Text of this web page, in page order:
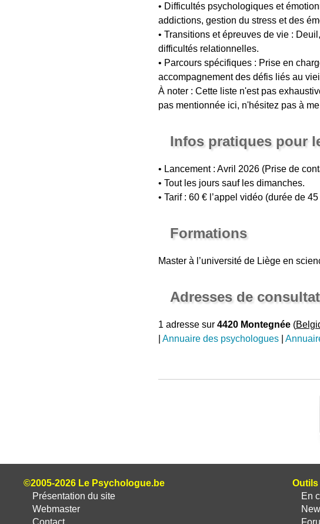
• Difficultés psychologiques et
addictions, gestion du stress et des
• Transitions et épreuves de vie :
difficultés relationnelles.
• Parcours spécifiques : Prise en
accompagnement des défis liés au
À noter : Cette liste n'est pas
pas mentionnée ici, n'hésitez pas à
Infos pratiques pour
• Lancement : Avril 2026 (Prise de
• Tout les jours sauf les dimanches.
• Tarif : 60 € l’appel vidéo (durée de
Formations
Master à l’université de Liège en
Adresses de
1 adresse sur 4420 Montegnée(
Annuaire des psychologues|
©2005-2026 Le Psychologue.be
Présentation du site
Webmaster
Contact
Outils
En